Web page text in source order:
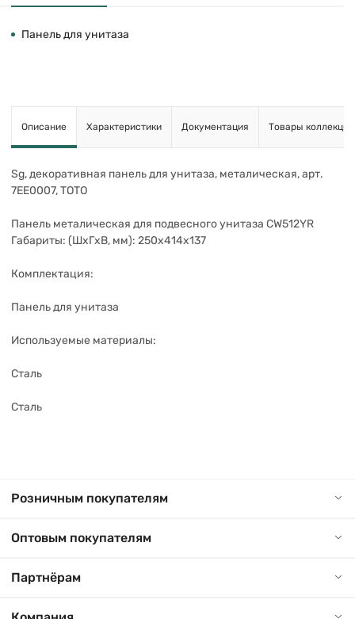
Панель для унитаза
Описание Характеристики Документация Товары коллекции
Sg, декоративная панель для унитаза, металическая, арт.
7EE0007, TOTO
Панель металическая для подвесного унитаза CW512YR
Габариты: (ШхГхВ, мм): 250x414x137
Комплектация:
Панель для унитаза
Используемые материалы:
Сталь
Сталь
Розничным покупателям
Оптовым покупателям
Партнёрам